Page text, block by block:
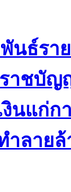
พันธ์ร
าชบั
นแก่ก
ลายล้